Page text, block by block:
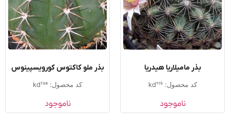
بذر مامیلاریا هیدریا
کد محصول: kd115
ناموجود
بذر ملو کاکتوس کورویسپینوس
کد محصول: kd134
ناموجود